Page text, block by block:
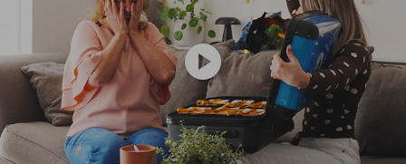
play_circle